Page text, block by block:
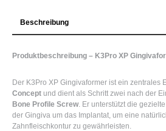
Beschreibung
Produktbeschreibung – K3Pro XP
Der K3Pro XP Gingivaformer ist ein zentrales
Concept und dient als Schritt zwei nach der
Bone Profile Screw. Er unterstützt die
der Gingiva um das Implantat, um eine
Zahnfleischkontur zu gewährleisten.